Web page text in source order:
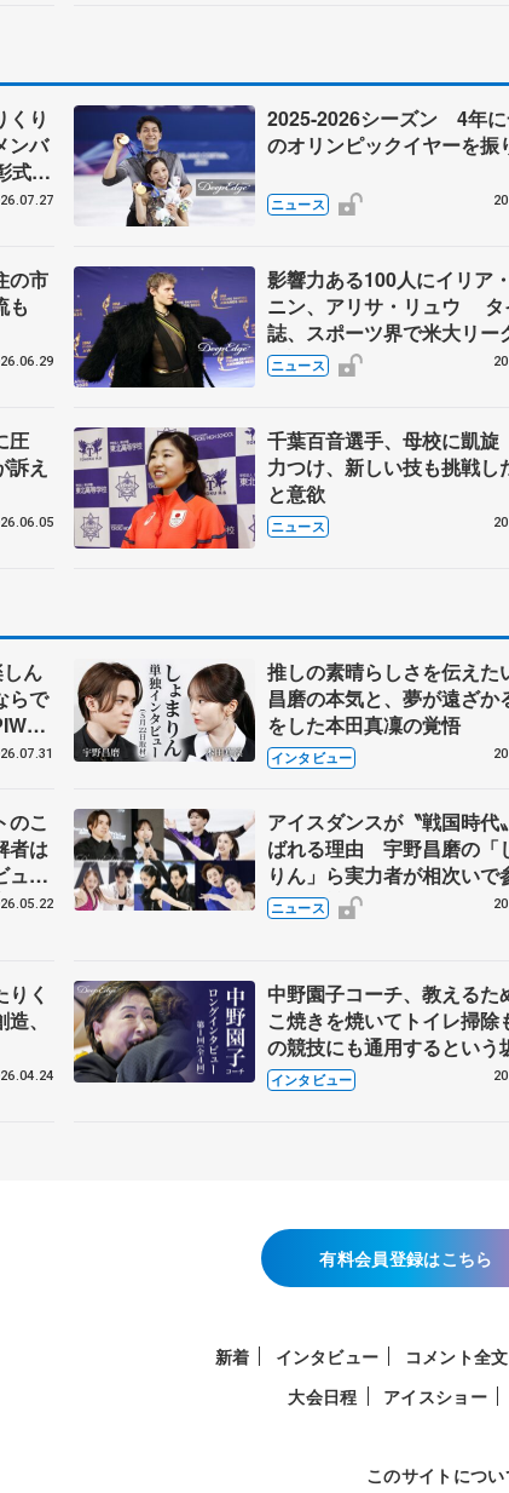
くり
ンバ
式、
園子
2025-2026シーズン 4年
のオリンピックイヤーを振
ニュース
の市
も
影響力ある100人にイリア
ニン、アリサ・リュウ タ
誌、スポーツ界で米大リー
谷翔平らも
ニュース
圧
え
千葉百音選手、母校に凱
力つけ、新しい技も挑戦し
と意欲
ニュース
ん
らで
前
推しの素晴らしさを伝えた
昌磨の本気と、夢が遠ざか
をした本田真凜の覚悟
インタビュー
のこ
者は
ュー
人、
アイスダンスが〝戦国時代
ばれる理由 宇野昌磨の「
りん」ら実力者が相次い
国内の競争激化
ニュース
く
、
中野園子コーチ、教えるた
こ焼きを焼いてトイレ掃
の競技にも通用するという
織の筋肉
インタビュー
有料会員登録はこちら
新着 インタビュー コメント全文
大会日程
アイスショー
このサイトについ